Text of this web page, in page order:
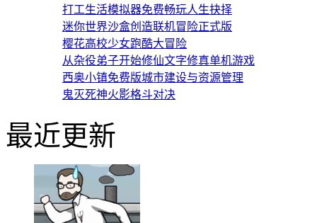
打工生活模拟器免费畅玩人生抉择
迷你世界沙盒创造联机冒险正式版
樱花高校少女跑酷大冒险
从杂役弟子开始修仙文字修真单机游戏
西奥小镇免费版城市建设与资源管理
鬼灭死神火影格斗对决
最近更新